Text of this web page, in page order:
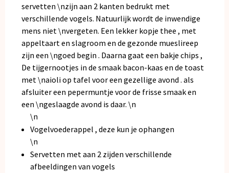
servetten \nzijn aan 2 kanten bedrukt met
verschillende vogels. Natuurlijk wordt de inwendige
mens niet \nvergeten. Een lekker kopje thee , met
appeltaart en slagroom en de gezonde mueslireep
zijn een \ngoed begin . Daarna gaat een bakje chips ,
De tijgernootjes in de smaak bacon-kaas en de toast
met \naioli op tafel voor een gezellige avond . als
afsluiter een pepermuntje voor de frisse smaak en
een \ngeslaagde avond is daar. \n
\n
Vogelvoederappel , deze kun je ophangen
\n
Servetten met aan 2 zijden verschillende
afbeeldingen van vogels